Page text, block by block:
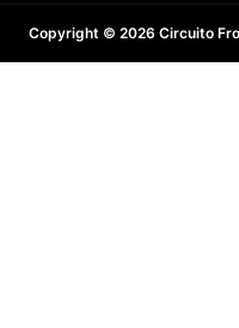
Copyright © 2026 Circuito